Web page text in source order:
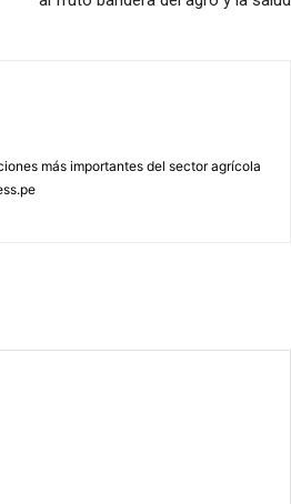
más importantes del sector agrícola